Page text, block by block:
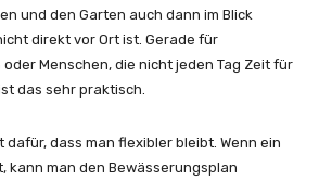
und den Garten auch dann im Blick
direkt vor Ort ist. Gerade für
Menschen, die nicht jeden Tag Zeit für
das sehr praktisch.
dafür, dass man flexibler bleibt. Wenn ein
kann man den Bewässerungsplan